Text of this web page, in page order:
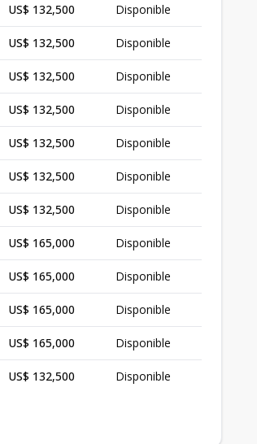
US$ 132,500 Disponible
US$ 132,500 Disponible
US$ 132,500 Disponible
US$ 132,500 Disponible
US$ 132,500 Disponible
US$ 132,500 Disponible
US$ 132,500 Disponible
US$ 165,000 Disponible
US$ 165,000 Disponible
US$ 165,000 Disponible
US$ 165,000 Disponible
US$ 132,500 Disponible